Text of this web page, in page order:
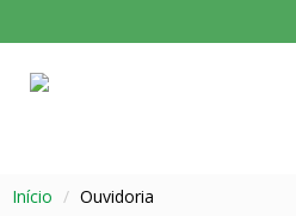
Início Ouvidoria